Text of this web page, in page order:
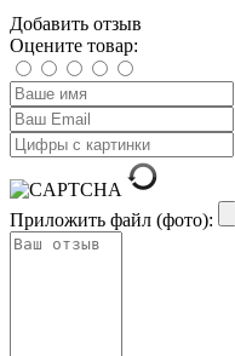
Добавить отзыв
Оцените товар:
Приложить файл (фото):